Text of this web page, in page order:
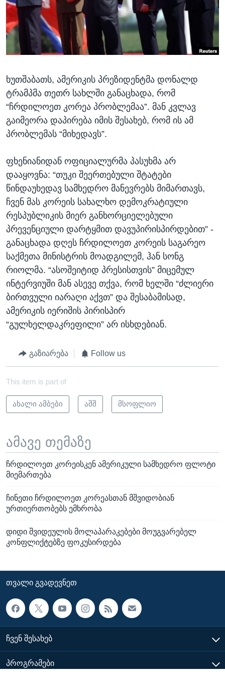
ᲡᲢᲣᲓᲘᲐ ᲕᲐᲨᲘᲜᲒᲢᲝᲜᲘ
ᲔᲙᲝᲜᲝᲛᲘᲙᲐ
ᲯᲐᲜᲛᲠᲗᲔᲚᲝᲑᲐ
ᲛᲔᲪᲜᲘᲔᲠᲔᲑᲐ
ᲙᲣᲚᲢᲣᲠᲐ
ᲒᲐᲚᲘᲚᲔᲝ
ᲓᲔᲖᲘᲜᲤᲝᲠᲛᲐᲪᲘᲐ
Learning English
ᲗᲕᲐᲚᲘ ᲒᲕᲐᲓᲔᲕᲜᲔᲗ
ენები
ხუთშაბათს, ამერიკის პრეზიდენტმა დონალდ
ტრამპმა თეთრ სახლში განაცხადა, რომ
“ჩრდილოეთ კორეა პრობლემაა”. მან კვლავ
გაიმეორა დაპირება იმის შესახებ, რომ ის ამ
პრობლემას “მიხედავს”.
ფხენიანიდან ოფიციალურმა პასუხმა არ
დააყოვნა: “თუკი შეერთებული შტატები
წინდაუხედავ სამხედრო მანევრებს მიმართავს,
ჩვენ მას კორეის სახალხო დემოკრატიული
რესპუბლიკის მიერ განხორციელებული
პრევენციული დარტყმით დავუპირისპირდებით” -
განაცხადა დღეს ჩრდილოეთ კორეის საგარეო
საქმეთა მინისტრის მოადგილემ, ჰან სონგ
რიოლმა. “ასოშეიტიდ პრესისთვის” მიცემულ
ინტერვიუში მან ასევე თქვა, რომ ხელში “ძლიერი
ბირთვული იარაღი აქვთ” და შესაბამისად,
ამერიკის იერიშის პირისპირ
“გულხელდაკრეფილი” არ ისხდებიან.
გაზიარება Follow us
This item is part of
ახალი ამბები აშშ მსოფლიო
ამავე თემაზე
ჩრდილოეთ კორეისკენ ამერიკული სამხედრო ფლოტი
მიემართება
ჩინეთი ჩრდილოეთ კორეასთან მშვიდობიან
ურთიერთობებს ემხრობა
დიდი შვიდეულის მოლაპარაკებები მოუგვარებელ
კონფლიქტებზე ფოკუსირდება
ᲗᲕᲐᲚᲘ ᲒᲕᲐᲓᲔᲕᲜᲔᲗ
ᲩᲕᲔᲜ ᲨᲔᲡᲐᲮᲔᲑ
ᲞᲠᲝᲒᲠᲐᲛᲔᲑᲘ